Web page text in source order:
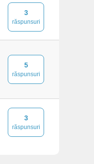
][ $i ][
1][$i][0
3
răspunsuri
5
răspunsuri
3
răspunsuri